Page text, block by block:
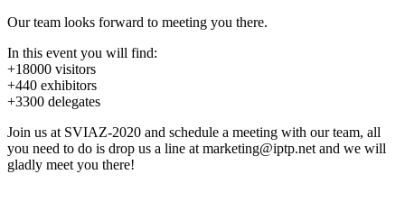
Our team looks forward to meeting you there.
In this event you will find:
+18000 visitors
+440 exhibitors
+3300 delegates
Join us at SVIAZ-2020 and schedule a meeting with our team, all
you need to do is drop us a line at marketing iptp.net and we will
gladly meet you there!